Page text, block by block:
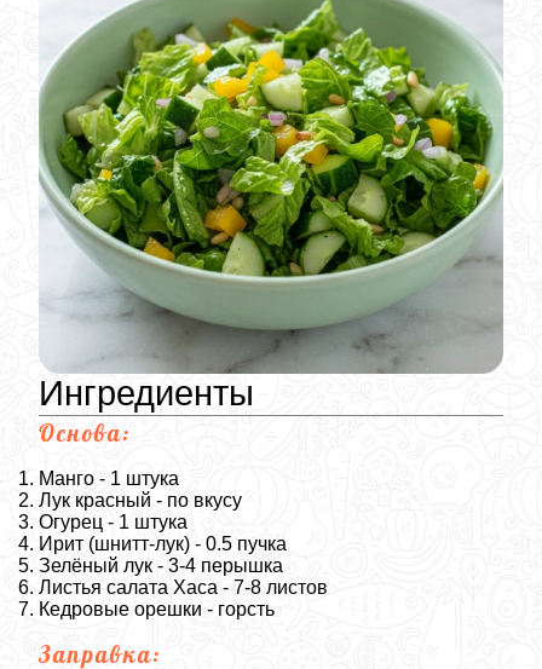
Ингредиенты
Основа:
Манго - 1 штука
Лук красный - по вкусу
Огурец - 1 штука
Ирит (шнитт-лук) - 0.5 пучка
Зелёный лук - 3-4 перышка
Листья салата Хаса - 7-8 листов
Кедровые орешки - горсть
Заправка: